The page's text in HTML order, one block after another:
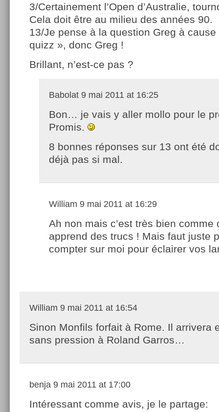
3/Certainement l’Open d’Australie,
Cela doit être au milieu des années 90.
13/Je pense à la question Greg à
quizz », donc Greg !
Brillant, n’est-ce pas ?
Babolat 9 mai 2011 at 16:25
Bon… je vais y aller mollo pour le
Promis.
8 bonnes réponses sur 13 ont été
déjà pas si mal.
William 9 mai 2011 at 16:29
Ah non mais c’est très bien comme
apprend des trucs ! Mais faut juste
compter sur moi pour éclairer vos
William 9 mai 2011 at 16:54
Sinon Monfils forfait à Rome. Il arrivera
sans pression à Roland Garros…
benja 9 mai 2011 at 17:00
Intéressant comme avis, je le partage: